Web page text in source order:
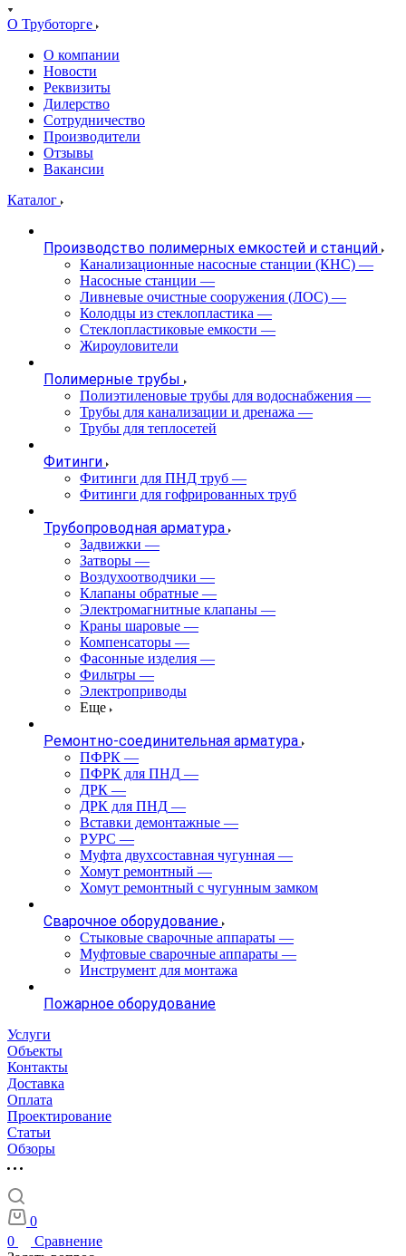
О Труботорге
О компании
Новости
Реквизиты
Дилерство
Сотрудничество
Производители
Отзывы
Вакансии
Каталог
Производство полимерных емкостей и станций
Канализационные насосные станции (КНС) —
Насосные станции —
Ливневые очистные сооружения (ЛОС) —
Колодцы из стеклопластика —
Стеклопластиковые емкости —
Жироуловители
Полимерные трубы
Полиэтиленовые трубы для водоснабжения —
Трубы для канализации и дренажа —
Трубы для теплосетей
Фитинги
Фитинги для ПНД труб —
Фитинги для гофрированных труб
Трубопроводная арматура
Задвижки —
Затворы —
Воздухоотводчики —
Клапаны обратные —
Электромагнитные клапаны —
Краны шаровые —
Компенсаторы —
Фасонные изделия —
Фильтры —
Электроприводы
Еще
Ремонтно-соединительная арматура
ПФРК —
ПФРК для ПНД —
ДРК —
ДРК для ПНД —
Вставки демонтажные —
РУРС —
Муфта двухсоставная чугунная —
Хомут ремонтный —
Хомут ремонтный с чугунным замком
Сварочное оборудование
Стыковые сварочные аппараты —
Муфтовые сварочные аппараты —
Инструмент для монтажа
Пожарное оборудование
Услуги
Объекты
Контакты
Доставка
Оплата
Проектирование
Статьи
Обзоры
0
0
Сравнение